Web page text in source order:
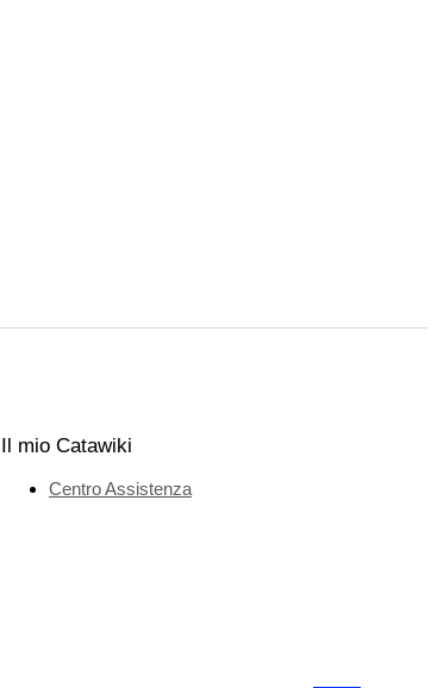
Il mio Catawiki
Centro Assistenza